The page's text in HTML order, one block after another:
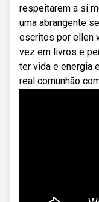
respeitarem a si
uma abrangente
escritos por ellen
vez em livros e
ter vida e energia
real comunhão